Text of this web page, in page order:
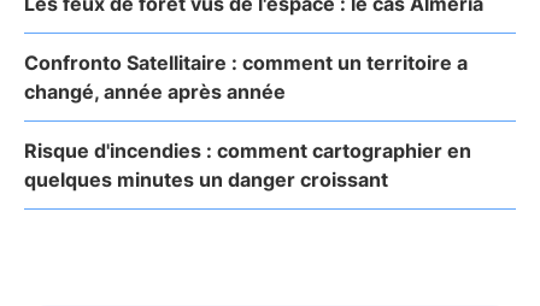
Confronto Satellitaire : comment un territoire a
changé, année après année
Risque d'incendies : comment cartographier en
quelques minutes un danger croissant